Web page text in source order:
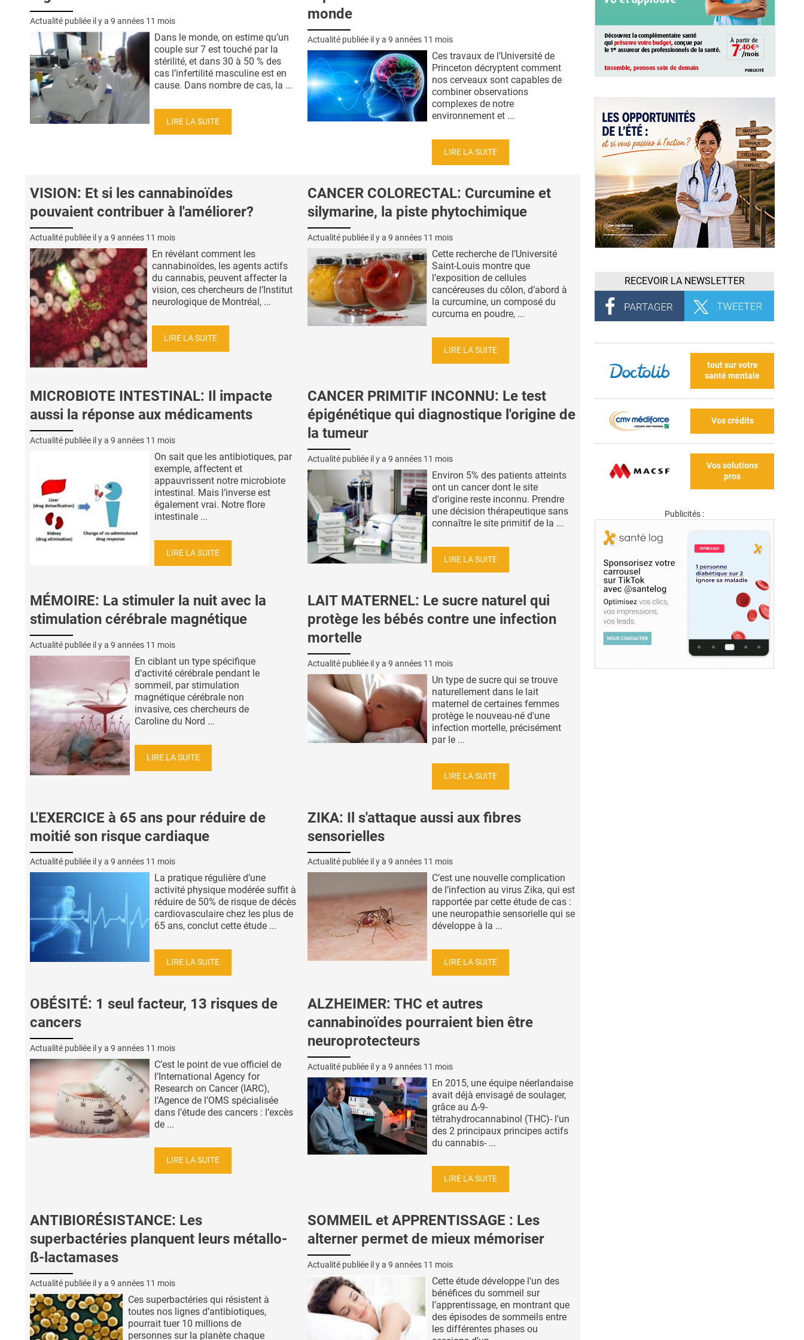
Actualité publiée il y a 9 années 11 mois
Dans le monde, on estime qu’un
couple sur 7 est touché par la
stérilité, et dans 30 à 50 % des
cas l’infertilité masculine est en
cause. Dans nombre de cas, la ...
LIRE LA SUITE
monde
Actualité publiée il y a 9 années 11 mois
Ces travaux de l’Université de
Princeton décryptent comment
nos cerveaux sont capables de
combiner observations
complexes de notre
environnement et ...
LIRE LA SUITE
VISION: Et si les cannabinoïdes
pouvaient contribuer à l'améliorer?
Actualité publiée il y a 9 années 11 mois
En révélant comment les
cannabinoïdes, les agents actifs
du cannabis, peuvent affecter la
vision, ces chercheurs de l’Institut
neurologique de Montréal, ...
LIRE LA SUITE
CANCER COLORECTAL: Curcumine et
silymarine, la piste phytochimique
Actualité publiée il y a 9 années 11 mois
Cette recherche de l’Université
Saint-Louis montre que
l’exposition de cellules
cancéreuses du côlon, d’abord à
la curcumine, un composé du
curcuma en poudre, ...
LIRE LA SUITE
MICROBIOTE INTESTINAL: Il impacte
aussi la réponse aux médicaments
Actualité publiée il y a 9 années 11 mois
On sait que les antibiotiques, par
exemple, affectent et
appauvrissent notre microbiote
intestinal. Mais l’inverse est
également vrai. Notre flore
intestinale ...
LIRE LA SUITE
CANCER PRIMITIF INCONNU: Le test
épigénétique qui diagnostique l'origine de
la tumeur
Actualité publiée il y a 9 années 11 mois
Environ 5% des patients atteints
ont un cancer dont le site
d'origine reste inconnu. Prendre
une décision thérapeutique sans
connaître le site primitif de la ...
LIRE LA SUITE
MÉMOIRE: La stimuler la nuit avec la
stimulation cérébrale magnétique
Actualité publiée il y a 9 années 11 mois
En ciblant un type spécifique
d’activité cérébrale pendant le
sommeil, par stimulation
magnétique cérébrale non
invasive, ces chercheurs de
Caroline du Nord ...
LIRE LA SUITE
LAIT MATERNEL: Le sucre naturel qui
protège les bébés contre une infection
mortelle
Actualité publiée il y a 9 années 11 mois
Un type de sucre qui se trouve
naturellement dans le lait
maternel de certaines femmes
protège le nouveau-né d'une
infection mortelle, précisément
par le ...
LIRE LA SUITE
L'EXERCICE à 65 ans pour réduire de
moitié son risque cardiaque
Actualité publiée il y a 9 années 11 mois
La pratique régulière d’une
activité physique modérée suffit à
réduire de 50% de risque de décès
cardiovasculaire chez les plus de
65 ans, conclut cette étude ...
LIRE LA SUITE
ZIKA: Il s'attaque aussi aux fibres
sensorielles
Actualité publiée il y a 9 années 11 mois
C’est une nouvelle complication
de l’infection au virus Zika, qui est
rapportée par cette étude de cas :
une neuropathie sensorielle qui se
développe à la ...
LIRE LA SUITE
OBÉSITÉ: 1 seul facteur, 13 risques de
cancers
Actualité publiée il y a 9 années 11 mois
C’est le point de vue officiel de
l’International Agency for
Research on Cancer (IARC),
l’Agence de l’OMS spécialisée
dans l’étude des cancers : l’excès
de ...
LIRE LA SUITE
ALZHEIMER: THC et autres
cannabinoïdes pourraient bien être
neuroprotecteurs
Actualité publiée il y a 9 années 11 mois
En 2015, une équipe néerlandaise
avait déjà envisagé de soulager,
grâce au Δ-9-
tétrahydrocannabinol (THC)- l’un
des 2 principaux principes actifs
du cannabis- ...
LIRE LA SUITE
ANTIBIORÉSISTANCE: Les
superbactéries planquent leurs métallo-
ß-lactamases
Actualité publiée il y a 9 années 11 mois
Ces superbactéries qui résistent à
toutes nos lignes d’antibiotiques,
pourrait tuer 10 millions de
personnes sur la planète chaque
SOMMEIL et APPRENTISSAGE : Les
alterner permet de mieux mémoriser
Actualité publiée il y a 9 années 11 mois
Cette étude développe l’un des
bénéfices du sommeil sur
l’apprentissage, en montrant que
des épisodes de sommeils entre
les différentes phases ou
RECEVOIR LA NEWSLETTER
tout sur votre
santé mentale
Vos crédits
Vos solutions
pros
Publicités :